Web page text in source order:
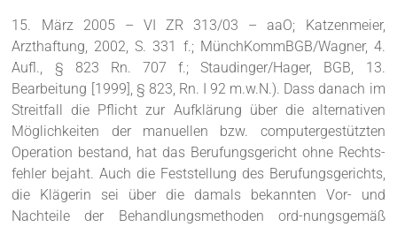
15. März 2005 – VI ZR 313/03 – aaO; Katzenmeier,
Arzthaftung, 2002, S. 331 f.; MünchKommBGB/Wagner, 4.
Aufl., § 823 Rn. 707 f.; Staudinger/Hager, BGB, 13.
Bearbeitung [1999], § 823, Rn. I 92 m.w.N.). Dass danach im
Streitfall die Pflicht zur Aufklärung über die alternativen
Möglichkeiten der manuellen bzw. computergestützten
Operation bestand, hat das Berufungsgericht ohne Rechts-
fehler bejaht. Auch die Feststellung des Berufungsgerichts,
die Klägerin sei über die damals bekannten Vor- und
Nachteile der Behandlungsmethoden ord-nungsgemäß